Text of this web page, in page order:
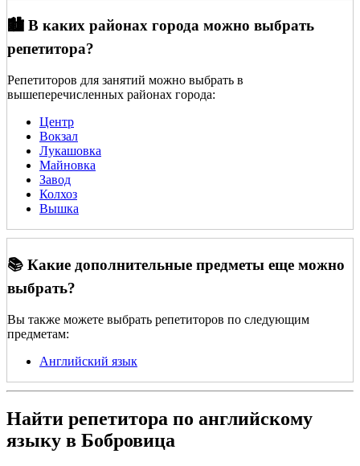
🏙️ В каких районах города можно выбрать
репетитора?
Репетиторов для занятий можно выбрать в
вышеперечисленных районах города:
Центр
Вокзал
Лукашовка
Майновка
Завод
Колхоз
Вышка
📚 Какие дополнительные предметы еще можно
выбрать?
Вы также можете выбрать репетиторов по следующим
предметам:
Английский язык
Найти репетитора по английскому
языку в Бобровица